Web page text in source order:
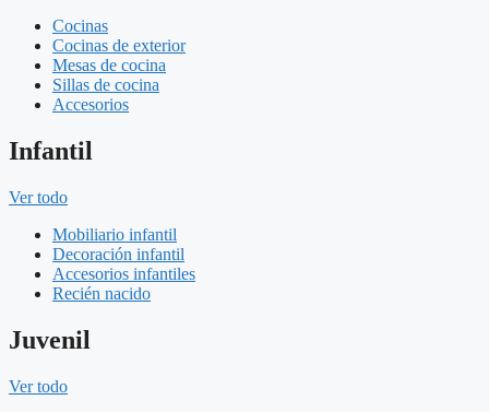
Cocinas
Cocinas de exterior
Mesas de cocina
Sillas de cocina
Accesorios
Infantil
Ver todo
Mobiliario infantil
Decoración infantil
Accesorios infantiles
Recién nacido
Juvenil
Ver todo